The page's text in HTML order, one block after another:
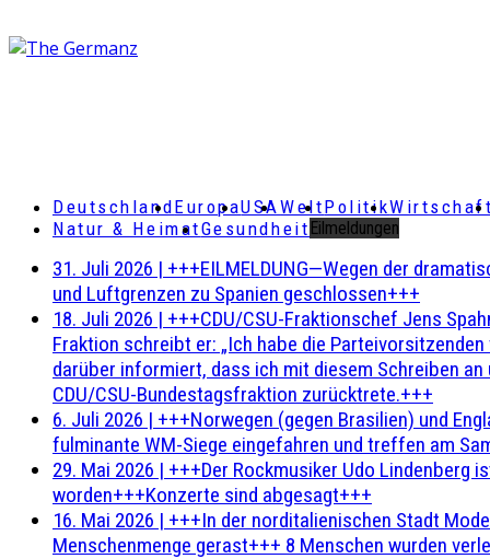
DeutschlandEuropaUSAWeltPolitikWirtschaft
Natur & HeimatGesundheit Eilmeldungen
31. Juli 2026 | +++EILMELDUNG—Wegen der
und Luftgrenzen zu Spanien geschlossen+++
18. Juli 2026 | +++CDU/CSU-Fraktionschef Jens
Fraktion schreibt er: „Ich habe die
darüber informiert, dass ich mit diesem Schreiben
CDU/CSU-Bundestagsfraktion zurücktrete.+++
6. Juli 2026 | +++Norwegen (gegen Brasilien) und
fulminante WM-Siege eingefahren und treffen am
29. Mai 2026 | +++Der Rockmusiker Udo Lindenberg
worden+++Konzerte sind abgesagt+++
16. Mai 2026 | +++In der norditalienischen Stadt
Menschenmenge gerast+++ 8 Menschen wurden